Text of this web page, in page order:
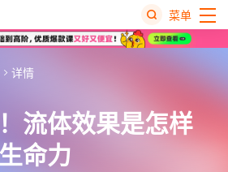
菜单
流体效果是怎样
命力
详情